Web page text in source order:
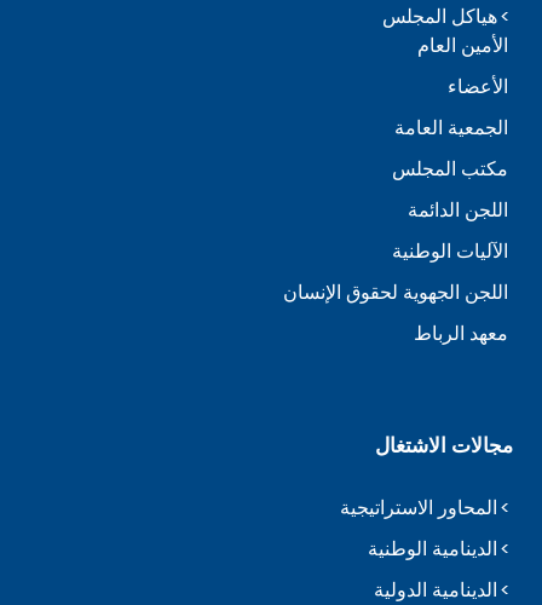
هياكل المجلس
الأمين العام
الأعضاء
الجمعية العامة
مكتب المجلس
اللجن الدائمة
الآليات الوطنية
اللجن الجهوية لحقوق الإنسان
معهد الرباط
مجالات الاشتغال
المحاور الاستراتيجية
الدينامية الوطنية
الدينامية الدولية